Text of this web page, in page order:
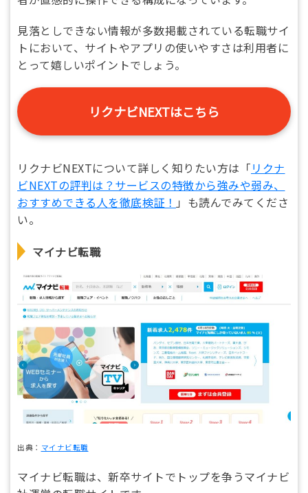
見落としできない情報が多数掲載されている転職サイ
トにおいて、サイトやアプリの使いやすさは利用者に
とって嬉しいポイントでしょう。
リクナビNEXTはこちら
リクナビNEXTについて詳しく知りたい方は「リクナ
ビNEXTの評判は？サービスの特徴から強みや弱み、
おすすめできる人を徹底検証！ 」も読んでみてくださ
い。
マイナビ転職
出典： マイナビ転職
マイナビ転職は、新卒サイトでトップを争うマイナビ